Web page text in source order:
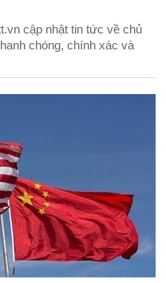
cập nhật tin tức về chủ
chóng, chính xác và